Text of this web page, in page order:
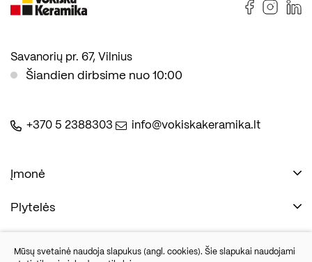
Savanorių pr. 67, Vilnius
Šiandien dirbsime nuo 10:00
+370 5 2388303 info@vokiskakeramika.lt
Įmonė
Plytelės
Naudinga
Mūsų svetainė naudoja slapukus (angl. cookies). Šie slapukai naudojami